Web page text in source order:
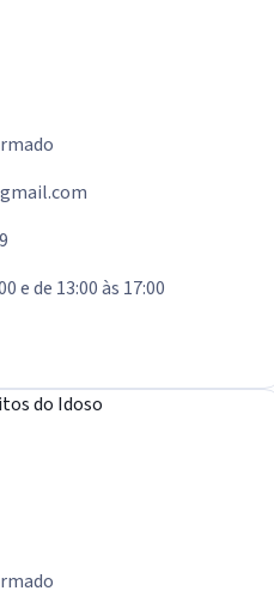
e de 13:00 às 17:00
do Idoso